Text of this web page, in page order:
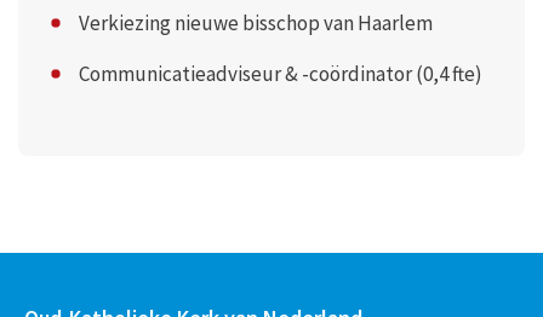
Verkiezing nieuwe bisschop van Haarlem
Communicatieadviseur & -coördinator (0,4 fte)